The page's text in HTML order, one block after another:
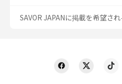
SAVOR JAPANに掲載を希望さ